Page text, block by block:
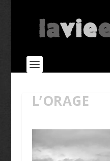
L’ORAGE